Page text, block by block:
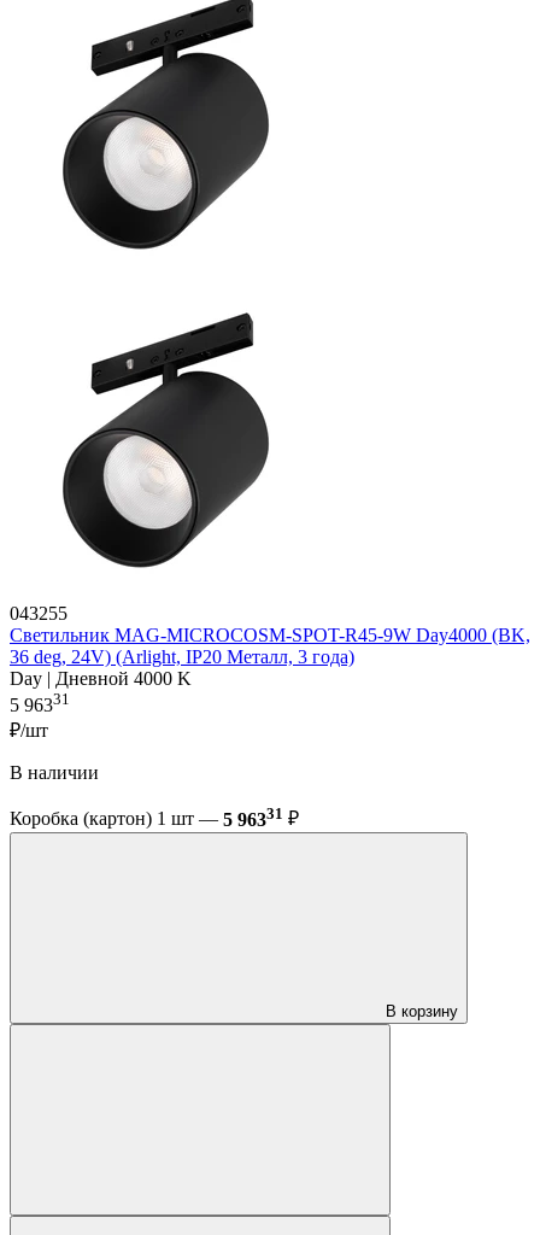
043255
Светильник MAG-MICROCOSM-SPOT-R45-9W Day4000 (BK,
36 deg, 24V) (Arlight, IP20 Металл, 3 года)
Day | Дневной 4000 K
5 96331
₽/шт
В наличии
Коробка (картон) 1 шт — 5 96331 ₽
В корзину